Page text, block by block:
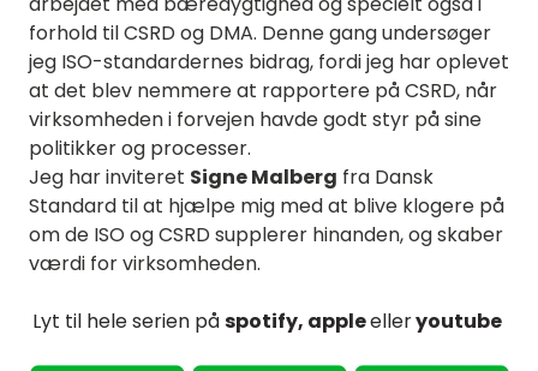
forhold til CSRD og DMA. Denne gang undersøger
jeg ISO-standardernes bidrag, fordi jeg har oplevet
at det blev nemmere at rapportere på CSRD, når
virksomheden i forvejen havde godt styr på sine
politikker og processer.
Jeg har inviteret Signe Malberg fra Dansk
Standard til at hjælpe mig med at blive klogere på
om de ISO og CSRD supplerer hinanden, og skaber
værdi for virksomheden.
Lyt til hele serien påspotify, appleelleryoutube